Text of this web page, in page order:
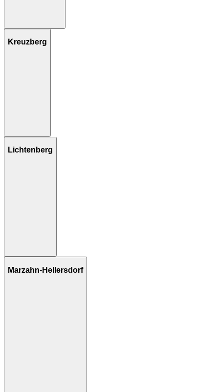
Kreuzberg
Lichtenberg
Marzahn-Hellersdorf